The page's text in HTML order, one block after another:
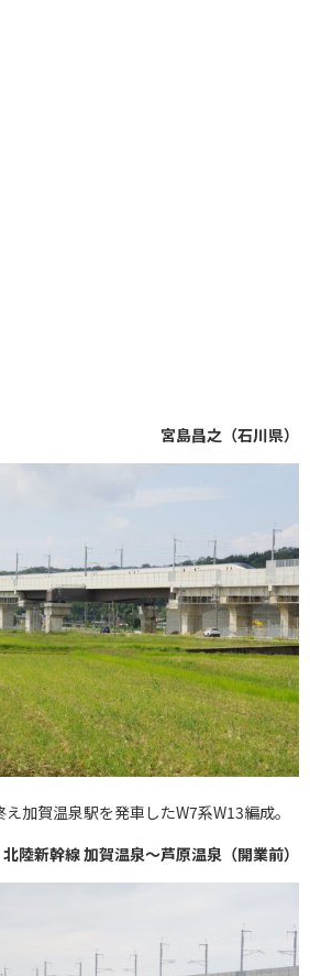
宮島昌之（石川県）
え加賀温泉駅を発車したW7系W13編成。
陸新幹線 加賀温泉～芦原温泉（開業前）